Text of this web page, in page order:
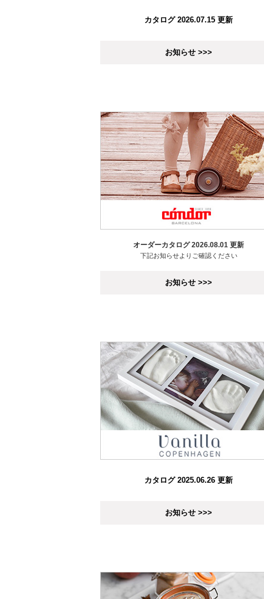
カタログ 2026.07.15 更新
お知らせ >>>
オーダーカタログ 2026.08.01 更新
下記お知らせよりご確認ください
お知らせ >>>
カタログ 2025.06.26 更新
お知らせ >>>